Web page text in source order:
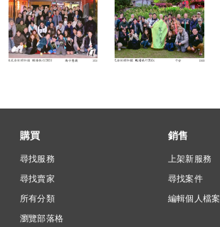
購買
尋找服務
尋找賣家
所有分類
瀏覽部落格
銷售
上架新服務
尋找案件
編輯個人檔案